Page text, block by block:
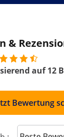
&
auf 12
Bewertung